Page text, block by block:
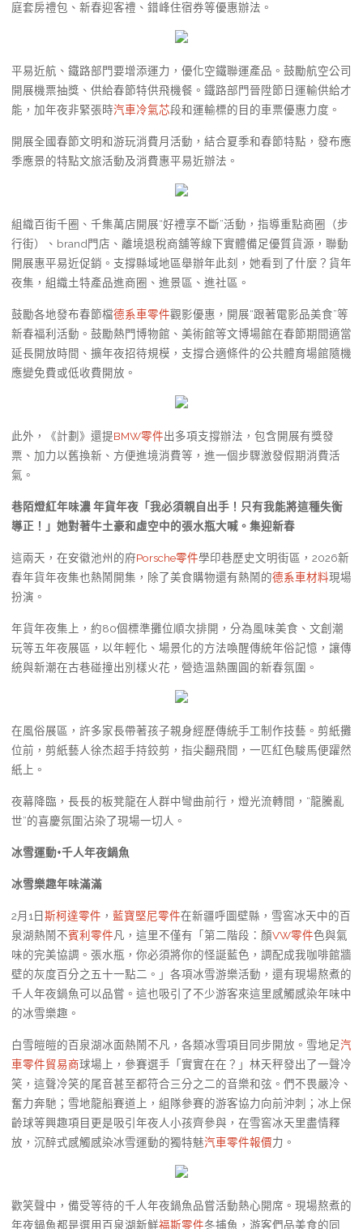
庭套房禮包、新春迎客禮、錯峰住宿券等優惠辦法。
平易近航、鐵路部門要增添運力，優化空鐵聯運產品。鼓勵航空公司
開展機票抽獎、供給春節特供飛機餐。鐵路部門晉陞節日運輸供給才
能，加年夜非緊張時汽車冷氣芯段和運輸標的目的車票優惠力度。
開展全國春節文明和游玩消費月活動，結合夏季和春節特點，發布應
季應景的特點文旅活動及消費惠平易近辦法。
組織百街千圈、千集萬店開展“好禮享不斷”活動，指導重點商圈（步
行街）、brand門店、離境退稅商舖等線下實體備足優質貨源，聯動
開展惠平易近促銷。支撐縣域地區舉辦年此刻，她看到了什麼？貨年
夜集，組織土特產品進商圈、進景區、進社區。
鼓勵各地發布春節檔德系車零件觀影優惠，開展“跟著電影品美食”等
新春福利活動。鼓勵熱門博物館、美術館等文博場館在春節期間適當
延長開放時間、擴年夜招待規模，支撐合適條件的公共體育場館隨機
應變免費或低收費開放。
此外，《計劃》還提BMW零件出多項支撐辦法，包含開展有獎發
票、加力以舊換新、方便進境消費等，進一個步驟激發假期消費活
氣。
巷陌燈紅年味濃 年貨年夜「我必須親自出手！只有我能將這種失衡
導正！」她對著牛土豪和虛空中的張水瓶大喊。集迎新春
這兩天，在安徽池州的府Porsche零件學印巷歷史文明街區，2026新
春年貨年夜集也熱鬧開集，除了美食購物還有熱鬧的德系車材料現場
扮演。
年貨年夜集上，約80個標準攤位順次排開，分為風味美食、文創潮
玩等五年夜展區，以年輕化、場景化的方法喚醒傳統年俗記憶，讓傳
統與新潮在古巷碰撞出別樣火花，營造溫熱團圓的新春氛圍。
在風俗展區，許多家長帶著孩子親身經歷傳統手工制作技藝。剪紙攤
位前，剪紙藝人徐杰超手持鉸剪，指尖翻飛間，一匹紅色駿馬便躍然
紙上。
夜幕降臨，長長的板凳龍在人群中彎曲前行，燈光流轉間，“龍騰亂
世”的喜慶氛圍沾染了現場一切人。
冰雪運動+千人年夜鍋魚
冰雪樂趣年味滿滿
2月1日 斯柯達零件 ， 藍寶堅尼零件在新疆呼圖壁縣，雪窖冰天中的百
泉湖熱鬧不賓利零件凡，這里不僅有「第二階段：顏VW零件色與氣
味的完美協調。張水瓶，你必須將你的怪誕藍色，調配成我咖啡館牆
壁的灰度百分之五十一點二。」各項冰雪游樂活動，還有現場熬煮的
千人年夜鍋魚可以品嘗。這也吸引了不少游客來這里感觸感染年味中
的冰雪樂趣。
白雪皚皚的百泉湖冰面熱鬧不凡，各類冰雪項目同步開放。雪地足汽
車零件貿易商球場上，參賽選手「實實在在？」林天秤發出了一聲冷
笑，這聲冷笑的尾音甚至都符合三分之二的音樂和弦。們不畏嚴冷、
奮力奔馳；雪地龍船賽道上，組隊參賽的游客協力向前沖刺；冰上保
齡球等興趣項目更是吸引年夜人小孩齊參與，在雪窖冰天里盡情釋
放，沉醉式感觸感染冰雪運動的獨特魅汽車零件報價力。
歡笑聲中，備受等待的千人年夜鍋魚品嘗活動熱心開席。現場熬煮的
年夜鍋魚都是選用百泉湖新鮮福斯零件冬捕魚，游客們品美食的同